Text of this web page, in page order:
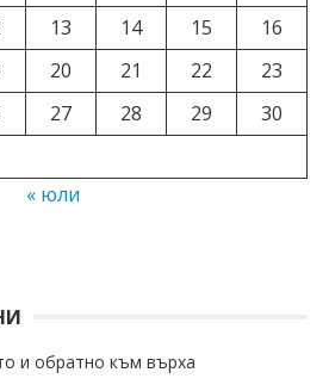
13 14 15
16
20 21 22
23
27 28 29
30
« юли
и обратно към върха